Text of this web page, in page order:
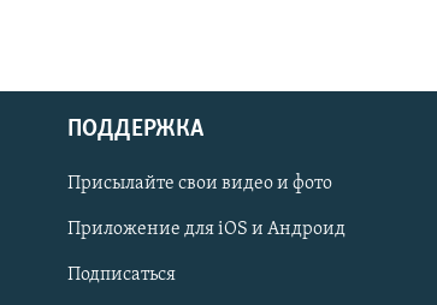
Українською
Qırımtatar
ПРИСОЕДИНЯЙТЕСЬ!
ПОДДЕРЖКА
Присылайте свои видео и фото
Приложение для iOS и Андроид
Подписаться